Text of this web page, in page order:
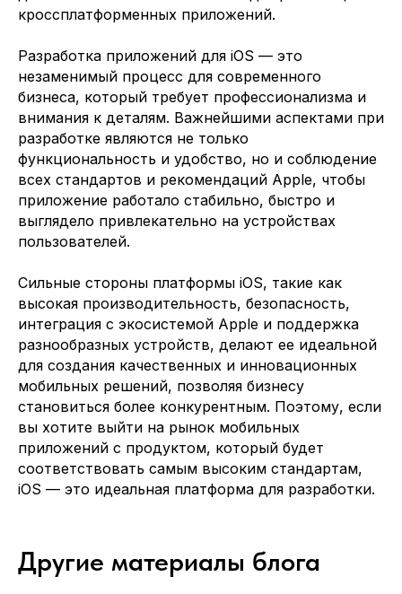
кроссплатформенных приложений.
Разработка приложений для iOS — это
незаменимый процесс для современного
бизнеса, который требует профессионализма и
внимания к деталям. Важнейшими аспектами при
разработке являются не только
функциональность и удобство, но и соблюдение
всех стандартов и рекомендаций Apple, чтобы
приложение работало стабильно, быстро и
выглядело привлекательно на устройствах
пользователей.
Сильные стороны платформы iOS, такие как
высокая производительность, безопасность,
интеграция с экосистемой Apple и поддержка
разнообразных устройств, делают ее идеальной
для создания качественных и инновационных
мобильных решений, позволяя бизнесу
становиться более конкурентным. Поэтому, если
вы хотите выйти на рынок мобильных
приложений с продуктом, который будет
соответствовать самым высоким стандартам,
iOS — это идеальная платформа для разработки.
Другие материалы блога
Отправить заявку
Заполняя данную форму, вы даете
Согласие на обработку Персональных
и соглашаетесь с Политикой в
отношении обработки персональных
данных
Главная
Стать партнером
Отправить резюме
Компания
Клиенты
Кейсы
Написать нам
+7 (499)3468461
info@itvolna.tech